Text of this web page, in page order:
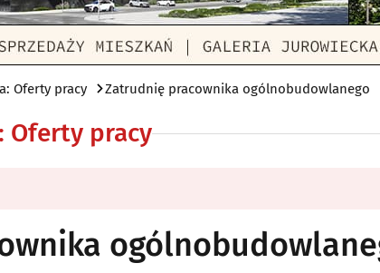
Oferty pracy Zatrudnię pracownika ogólnobudowlanego
Oferty pracy